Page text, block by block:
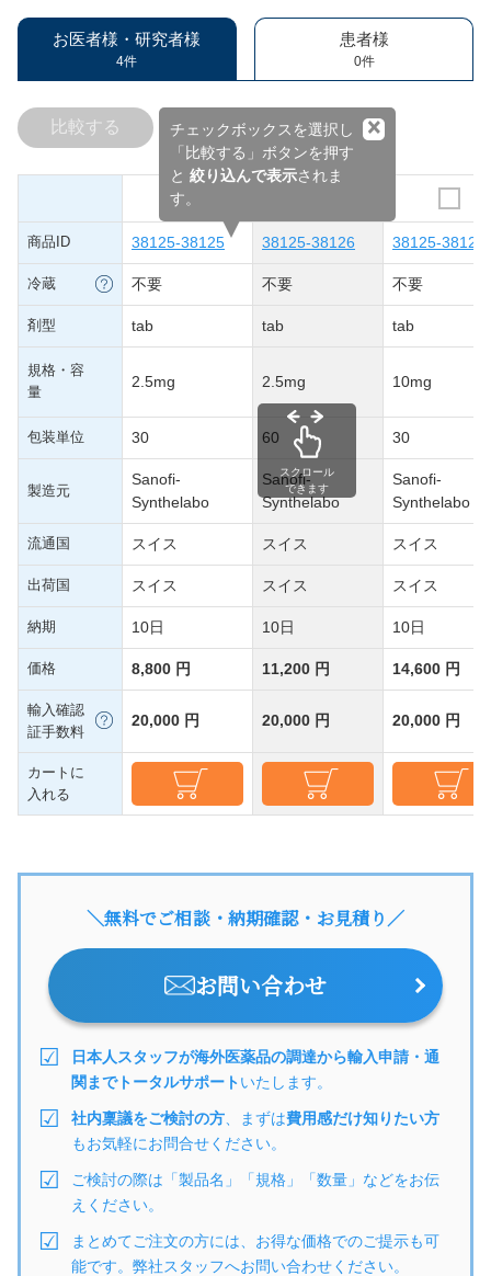
お医者様・研究者様
4件
患者様
0件
チェックボックスを選択し
「比較する」ボタンを押す
と 絞り込んで表示されま
す。
×
比較する
商品ID 38125-38125 38125-38126 38125-38127
冷蔵 不要 不要 不要
剤型 tab tab tab
規格・容
量
2.5mg 2.5mg 10mg
包装単位 30 60 30
製造元
Sanofi-
Synthelabo
Sanofi-
Synthelabo
Sanofi-
Synthelabo
流通国 スイス スイス スイス
出荷国 スイス スイス スイス
納期 10日 10日 10日
価格 8,800 円 11,200 円 14,600 円
輸入確認
証手数料
20,000 円 20,000 円 20,000 円
カートに
入れる
スクロール
できます
＼無料でご相談・納期確認・お見積り／
お問い合わせ
日本人スタッフが海外医薬品の調達から輸入申請・通
関までトータルサポートいたします。
社内稟議をご検討の方 、まずは費用感だけ知りたい方
もお気軽にお問合せください。
ご検討の際は「製品名」「規格」「数量」などをお伝
えください。
まとめてご注文の方には、お得な価格でのご提示も可
能です。弊社スタッフへお問い合わせください。